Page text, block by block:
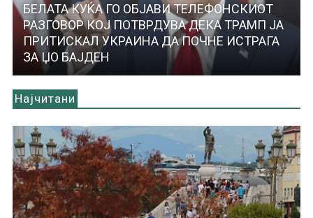
БЕЛАТА КУЌА ГО ОБЈАВИ ТЕЛЕФОНСКИОТ
РАЗГОВОР КОЈ ПОТВРДУВА ДЕКА ТРАМП ЈА
ПРИТИСКАЛ УКРАИНА ДА ПОЧНЕ ИСТРАГА
ЗА ЏО БАЈДЕН
Најчитани